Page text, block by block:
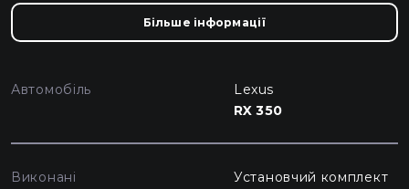
Більше інформації
Автомобіль
Lexus
RX 350
Виконані
Установчий комплект